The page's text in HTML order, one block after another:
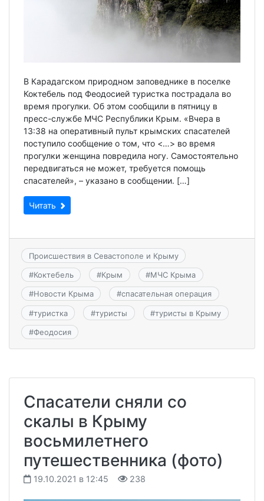
В Карадагском природном заповеднике в поселке
Коктебель под Феодосией туристка пострадала во
время прогулки. Об этом сообщили в пятницу в
пресс-службе МЧС Республики Крым. «Вчера в
13:38 на оперативный пульт крымских спасателей
поступило сообщение о том, что <…> во время
прогулки женщина повредила ногу. Самостоятельно
передвигаться не может, требуется помощь
спасателей», – указано в сообщении. […]
Читать
Происшествия в Севастополе и Крыму
#Коктебель #Крым #МЧС Крыма
#Новости Крыма #спасательная операция
#туристка #туристы #туристы в Крыму
#Феодосия
Спасатели сняли со
скалы в Крыму
восьмилетнего
путешественника (фото)
19.10.2021 в 12:45 238